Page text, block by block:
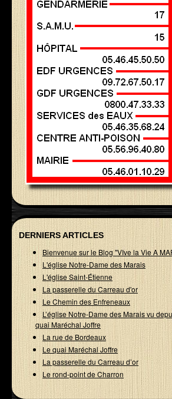
DERNIERS ARTICLES
Bienvenue sur le Blog "VIve la Vie A
L'église Notre-Dame des Marais
L'église Saint-Étienne
La passerelle du Carreau d'or
Le Chemin des Enfreneaux
L’église Notre-Dame des Marais vu
quai Maréchal Joffre
La rue de Bordeaux
Le quai Maréchal Joffre
La passerelle du Carreau d’or
Le rond-point de Charron